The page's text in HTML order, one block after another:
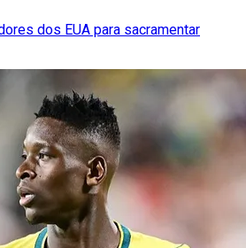
dos EUA para sacramentar